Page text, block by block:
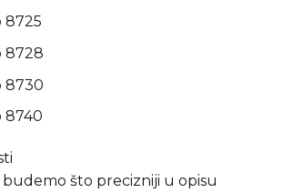
8725
8728
8730
8740
budemo što precizniji u opisu